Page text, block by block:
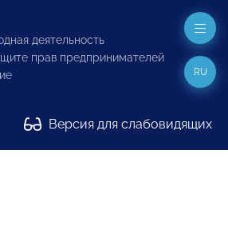
деятельность
прав предпринимателей
Версия для слабовидящих
RU